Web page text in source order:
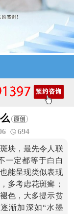
694
块，最先令人联
一定都等于白白
能呈现类似表现
多考虑花斑癣；
色，大多提示贫
渐加深如“水墨